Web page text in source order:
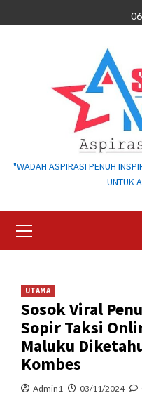
to
"WADAH ASPIRASI PENUH
UNTUK
Menu
UTAMA
Sosok Viral
Sopir Taksi
Maluku
Kombes
Admin1 03/11/2024